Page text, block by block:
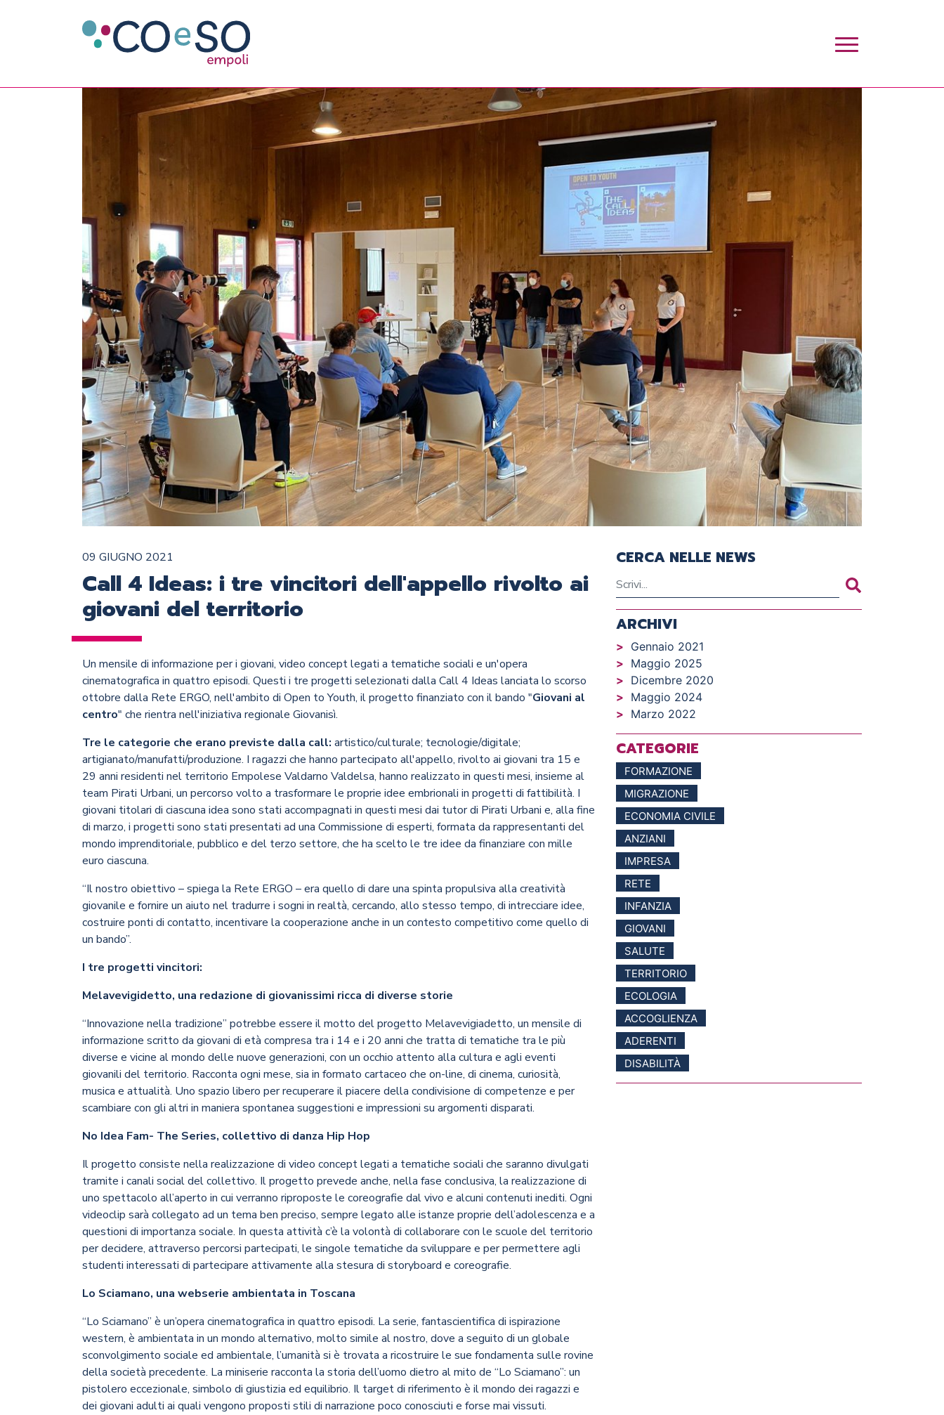
09 GIUGNO 2021
Call 4 Ideas: i tre vincitori dell'appello rivolto ai
giovani del territorio
Un mensile di informazione per i giovani, video concept legati a tematiche sociali e un'opera
cinematografica in quattro episodi. Questi i tre progetti selezionati dalla Call 4 Ideas lanciata lo scorso
ottobre dalla Rete ERGO, nell'ambito di Open to Youth, il progetto finanziato con il bando "Giovani al
centro" che rientra nell'iniziativa regionale Giovanisì.
Tre le categorie che erano previste dalla call: artistico/culturale; tecnologie/digitale;
artigianato/manufatti/produzione. I ragazzi che hanno partecipato all'appello, rivolto ai giovani tra 15 e
29 anni residenti nel territorio Empolese Valdarno Valdelsa, hanno realizzato in questi mesi, insieme al
team Pirati Urbani, un percorso volto a trasformare le proprie idee embrionali in progetti di fattibilità. I
giovani titolari di ciascuna idea sono stati accompagnati in questi mesi dai tutor di Pirati Urbani e, alla fine
di marzo, i progetti sono stati presentati ad una Commissione di esperti, formata da rappresentanti del
mondo imprenditoriale, pubblico e del terzo settore, che ha scelto le tre idee da finanziare con mille
euro ciascuna.
“Il nostro obiettivo – spiega la Rete ERGO – era quello di dare una spinta propulsiva alla creatività
giovanile e fornire un aiuto nel tradurre i sogni in realtà, cercando, allo stesso tempo, di intrecciare idee,
costruire ponti di contatto, incentivare la cooperazione anche in un contesto competitivo come quello di
un bando”.
I tre progetti vincitori:
Melavevigidetto, una redazione di giovanissimi ricca di diverse storie
“Innovazione nella tradizione” potrebbe essere il motto del progetto Melavevigiadetto, un mensile di
informazione scritto da giovani di età compresa tra i 14 e i 20 anni che tratta di tematiche tra le più
diverse e vicine al mondo delle nuove generazioni, con un occhio attento alla cultura e agli eventi
giovanili del territorio. Racconta ogni mese, sia in formato cartaceo che on-line, di cinema, curiosità,
musica e attualità. Uno spazio libero per recuperare il piacere della condivisione di competenze e per
scambiare con gli altri in maniera spontanea suggestioni e impressioni su argomenti disparati.
No Idea Fam- The Series, collettivo di danza Hip Hop
Il progetto consiste nella realizzazione di video concept legati a tematiche sociali che saranno divulgati
tramite i canali social del collettivo. Il progetto prevede anche, nella fase conclusiva, la realizzazione di
uno spettacolo all’aperto in cui verranno riproposte le coreografie dal vivo e alcuni contenuti inediti. Ogni
videoclip sarà collegato ad un tema ben preciso, sempre legato alle istanze proprie dell’adolescenza e a
questioni di importanza sociale. In questa attività c’è la volontà di collaborare con le scuole del territorio
per decidere, attraverso percorsi partecipati, le singole tematiche da sviluppare e per permettere agli
studenti interessati di partecipare attivamente alla stesura di storyboard e coreografie.
Lo Sciamano, una webserie ambientata in Toscana
“Lo Sciamano” è un’opera cinematografica in quattro episodi. La serie, fantascientifica di ispirazione
western, è ambientata in un mondo alternativo, molto simile al nostro, dove a seguito di un globale
sconvolgimento sociale ed ambientale, l’umanità si è trovata a ricostruire le sue fondamenta sulle rovine
della società precedente. La miniserie racconta la storia dell’uomo dietro al mito de “Lo Sciamano”: un
pistolero eccezionale, simbolo di giustizia ed equilibrio. Il target di riferimento è il mondo dei ragazzi e
dei giovani adulti ai quali vengono proposti stili di narrazione poco conosciuti e forse mai vissuti.
CERCA NELLE NEWS
ARCHIVI
Gennaio 2021
Maggio 2025
Dicembre 2020
Maggio 2024
Marzo 2022
CATEGORIE
FORMAZIONE
MIGRAZIONE
ECONOMIA CIVILE
ANZIANI
IMPRESA
RETE
INFANZIA
GIOVANI
SALUTE
TERRITORIO
ECOLOGIA
ACCOGLIENZA
ADERENTI
DISABILITÀ